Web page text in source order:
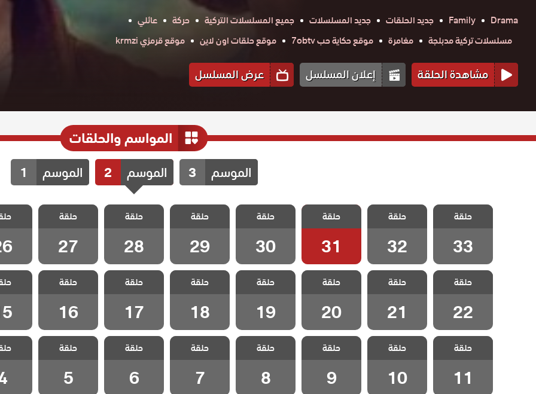
Drama
Family جديد الحلقات جديد المسلسلات جميع المسلسلات التركية حركة
عائلي
مسلسلات تركية مدبلجة
مغامرة موقع حكاية حب 7obtv موقع حلقات اون لاين موقع قرمزي krmzi
مشاهدة الحلقة إعلان المسلسل عرض المسلسل
المواسم والحلقات
الموسم 3 الموسم 2 الموسم 1
مسلسل الدخيل
2 مدبلج الحلقة
33
حلقة
33
مسلسل الدخيل
2 مدبلج الحلقة
32
حلقة
32
مسلسل الدخيل
2 مدبلج الحلقة
31
حلقة
31
مسلسل الدخيل
2 مدبلج الحلقة
30
حلقة
30
مسلسل الدخيل
2 مدبلج الحلقة
29
حلقة
29
مسلسل الدخيل
2 مدبلج الحلقة
28
حلقة
28
مسلسل الدخيل
2 مدبلج الحلقة
27
حلقة
27
مسلسل
2
مسلسل الدخيل
2 مدبلج الحلقة
22
حلقة
22
مسلسل الدخيل
2 مدبلج الحلقة
21
حلقة
21
مسلسل الدخيل
2 مدبلج الحلقة
20
حلقة
20
مسلسل الدخيل
2 مدبلج الحلقة
19
حلقة
19
مسلسل الدخيل
2 مدبلج الحلقة
18
حلقة
18
مسلسل الدخيل
2 مدبلج الحلقة
17
حلقة
17
مسلسل الدخيل
2 مدبلج الحلقة
16
حلقة
16
مسلسل
2
مسلسل الدخيل
2 مدبلج الحلقة
11
حلقة
11
مسلسل الدخيل
2 مدبلج الحلقة
10
حلقة
10
مسلسل الدخيل
2 مدبلج الحلقة
9
حلقة
9
مسلسل الدخيل
2 مدبلج الحلقة
8
حلقة
8
مسلسل الدخيل
2 مدبلج الحلقة
7
حلقة
7
مسلسل الدخيل
2 مدبلج الحلقة
6
حلقة
6
مسلسل الدخيل
2 مدبلج الحلقة
5
حلقة
5
مسلسل
2
4